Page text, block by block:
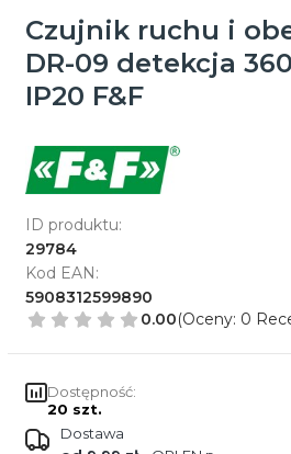
Czujnik ruchu i
DR-09 detekcja
IP20 F&F
ID produktu:
29784
Kod EAN:
5908312599890
0.00(Oceny: 0
Dostępność:
20 szt.
Dostawa